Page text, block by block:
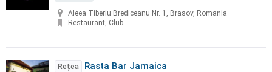
Aleea Tiberiu Brediceanu Nr. 1, Brasov, Romania
Restaurant, Club
Rețea Rasta Bar Jamaica